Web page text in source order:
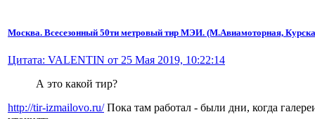
Москва. Всесезонный 50ти метровый тир МЭИ. (М.Авиамоторная,
Цитата: VALENTIN от 25 Мая 2019, 10:22:14
А это какой тир?
http://tir-izmailovo.ru/Пока там работал - были дни, когда